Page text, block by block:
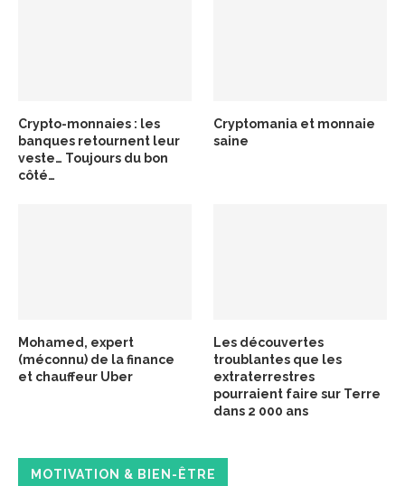
Crypto-monnaies : les
banques retournent leur
veste… Toujours du bon
côté…
Cryptomania et monnaie
saine
Mohamed, expert
(méconnu) de la finance
et chauffeur Uber
Les découvertes
troublantes que les
extraterrestres
pourraient faire sur Terre
dans 2 000 ans
MOTIVATION & BIEN-ÊTRE